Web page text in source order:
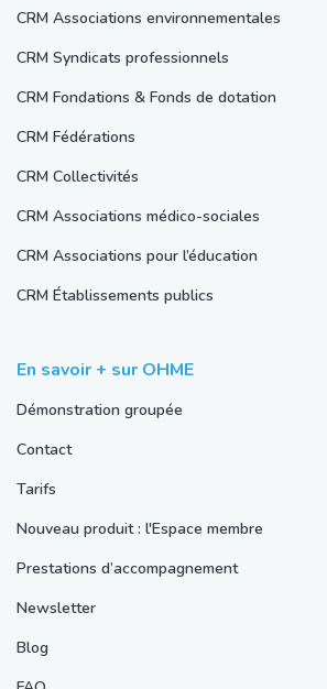
CRM Associations environnementales
CRM Syndicats professionnels
CRM Fondations & Fonds de dotation
CRM Fédérations
CRM Collectivités
CRM Associations médico-sociales
CRM Associations pour l’éducation
CRM Établissements publics
En savoir + sur OHME
Démonstration groupée
Contact
Tarifs
Nouveau produit : l'Espace membre
Prestations d’accompagnement
Newsletter
Blog